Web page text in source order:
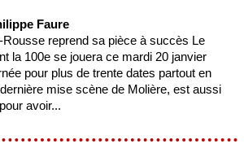
Faure
Rousse reprend sa pièce à succès Le
la 100e se jouera ce mardi 20 janvier
pour plus de trente dates partout en
mise scène de Molière, est aussi
avoir...